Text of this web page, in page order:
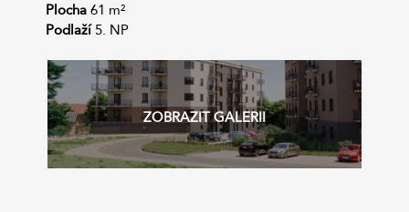
Plocha 61 m²
Podlaží5. NP